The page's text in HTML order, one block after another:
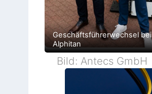
Geschäftsführerwechsel bei
Alphitan
Bild: Antecs GmbH